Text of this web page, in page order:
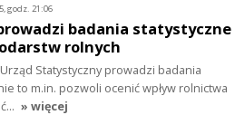
godz. 21:06
badania statystyczne
rolnych
Statystyczny prowadzi badania
to m.in. pozwoli ocenić wpływ rolnictwa
» więcej